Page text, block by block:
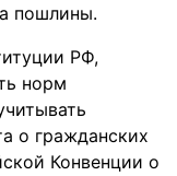
пошлины.
РФ,
норм
о гражданских
Конвенции о